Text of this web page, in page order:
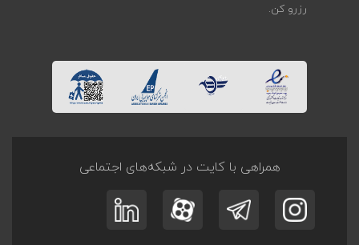
رزرو کن.
همراهی با کایت در شبکه‌های اجتماعی